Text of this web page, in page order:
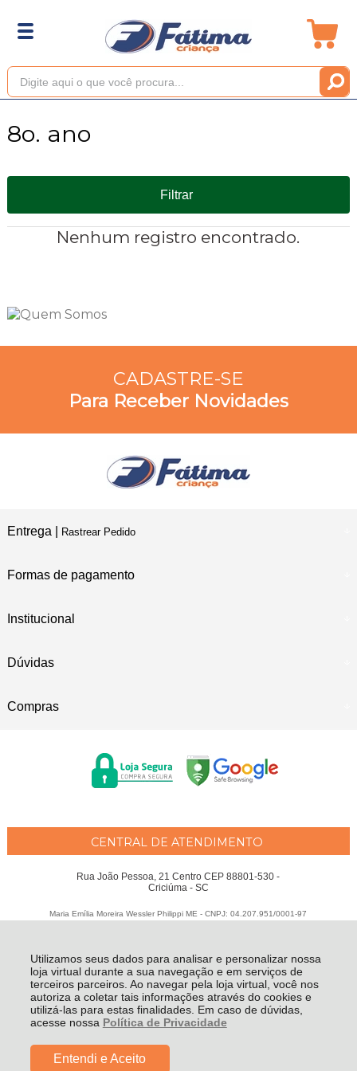
Utilizamos seus dados para analisar e personalizar nossa
loja virtual durante a sua navegação e em serviços de
terceiros parceiros. Ao navegar pela loja virtual, você nos
autoriza a coletar tais informações através do cookies e
utilizá-las para estas finalidades. Em caso de dúvidas,
acesse nossa Política de Privacidade
Entendi e Aceito
8o. ano
Filtrar
Nenhum registro encontrado.
CADASTRE-SE
Para Receber Novidades
Entrega | Rastrear Pedido
Formas de pagamento
Institucional
Dúvidas
Compras
CENTRAL DE ATENDIMENTO
Rua João Pessoa, 21 Centro CEP 88801-530 -
Criciúma - SC
Maria Emília Moreira Wessler Philippi ME - CNPJ: 04.207.951/0001-97